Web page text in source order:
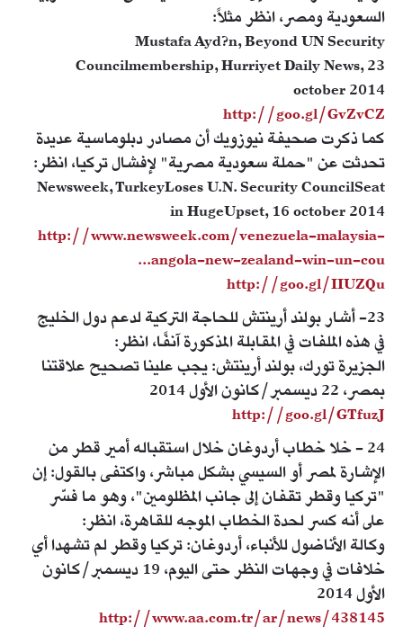
السعودية ومصر، انظر مثلاً:
Mustafa Ayd?n, Beyond UN Security
Councilmembership, Hurriyet Daily News, 23
october 2014
http://goo.gl/GvZvCZ
كما ذكرت صحيفة نيوزويك أن مصادر دبلوماسية عديدة
تحدثت عن "حملة سعودية مصرية" لإفشال تركيا، انظر:
Newsweek, TurkeyLoses U.N. Security CouncilSeat
in HugeUpset, 16 october 2014
http://www.newsweek.com/venezuela-malaysia-
angola-new-zealand-win-un-cou...
http://goo.gl/IIUZQu
23- أشار بولند أرينتش للحاجة التركية لدعم دول الخليج
في هذه الملفات في المقابلة المذكورة آنفًا، انظر:
الجزيرة تورك، بولند أرينتش: يجب علينا تصحيح علاقتنا
بمصر، 22 ديسمبر/كانون الأول 2014
http://goo.gl/GTfuzJ
24 - خلا خطاب أردوغان خلال استقباله أمير قطر من
الإشارة لمصر أو السيسي بشكل مباشر، واكتفى بالقول: إن
"تركيا وقطر تقفان إلى جانب المظلومين"، وهو ما فسّر
على أنه كسر لحدة الخطاب الموجه للقاهرة، انظر:
وكالة الأناضول للأنباء، أردوغان: تركيا وقطر لم تشهدا أي
خلافات في وجهات النظر حتى اليوم، 19 ديسمبر/كانون
الأول 2014
http://www.aa.com.tr/ar/news/438145